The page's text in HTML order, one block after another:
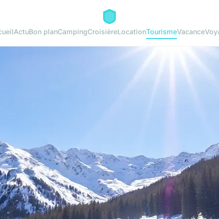
ActuBon planCampingCroisièreLocationTourismeVacance